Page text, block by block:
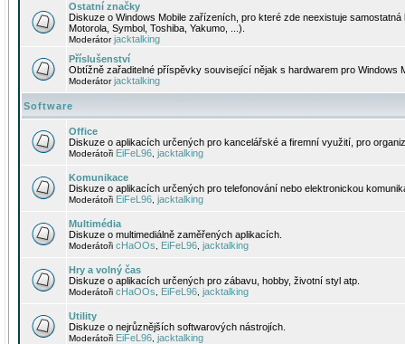
Ostatní značky
Diskuze o Windows Mobile zařízeních, pro které zde neexistuje
Motorola, Symbol, Toshiba, Yakumo, ...).
Moderátorjacktalking
Příslušenství
Obtížně zařaditelné příspěvky související nějak s hardwarem pro Windows
Moderátorjacktalking
Software
Office
Diskuze o aplikacích určených pro kancelářské a firemní využití, pro
Moderátoři EiFeL96 jacktalking
Komunikace
Diskuze o aplikacích určených pro telefonování nebo elektronickou
Moderátoři EiFeL96 jacktalking
Multimédia
Diskuze o multimediálně zaměřených aplikacích.
Moderátoři cHaOOs EiFeL96 jacktalking
Hry a volný čas
Diskuze o aplikacích určených pro zábavu, hobby, životní styl atp.
Moderátoři cHaOOs EiFeL96 jacktalking
Utility
Diskuze o nejrůznějších softwarových nástrojích.
Moderátoři EiFeL96 jacktalking